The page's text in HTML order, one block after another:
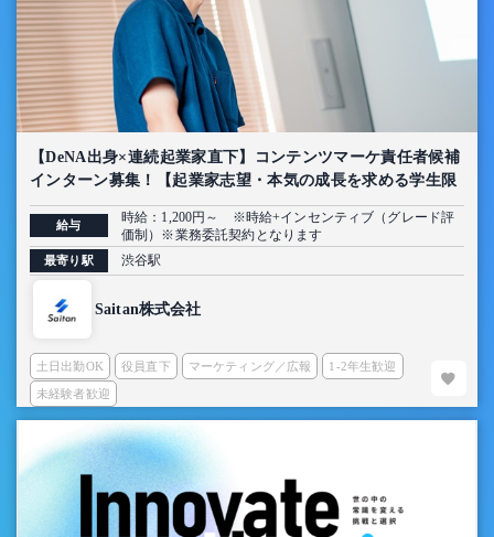
【DeNA出身×連続起業家直下】コンテンツマーケ責任者候補
インターン募集！【起業家志望・本気の成長を求める学生限
定】
給与
時給：1,200円～ ※時給+インセンティブ（グレード評
価制）※業務委託契約となります
最寄り駅 渋谷駅
Saitan株式会社
土日出勤OK 役員直下 マーケティング／広報 1-2年生歓迎
未経験者歓迎